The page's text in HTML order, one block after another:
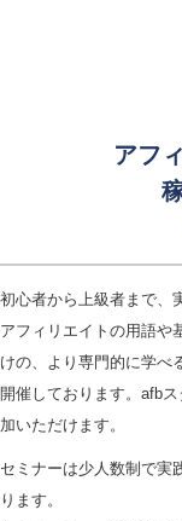
アフ
初心者から上級者まで、
アフィリエイトの用語や
けの、より専門的に学べ
開催しております。afb
加いただけます。
セミナーは少人数制で実
ります。